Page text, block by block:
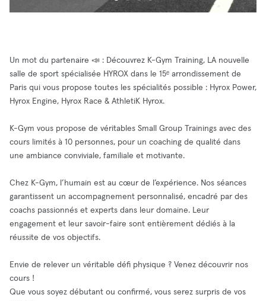
Un mot du partenaire 📣 : Découvrez K-Gym Training, LA nouvelle
salle de sport spécialisée HYROX dans le 15ᵉ arrondissement de
Paris qui vous propose toutes les spécialités possible : Hyrox Power,
Hyrox Engine, Hyrox Race & AthletiK Hyrox.
K-Gym vous propose de véritables Small Group Trainings avec des
cours limités à 10 personnes, pour un coaching de qualité dans
une ambiance conviviale, familiale et motivante.
Chez K-Gym, l’humain est au cœur de l’expérience. Nos séances
garantissent un accompagnement personnalisé, encadré par des
coachs passionnés et experts dans leur domaine. Leur
engagement et leur savoir-faire sont entièrement dédiés à la
réussite de vos objectifs.
Envie de relever un véritable défi physique ? Venez découvrir nos
cours !
Que vous soyez débutant ou confirmé, vous serez surpris de vos